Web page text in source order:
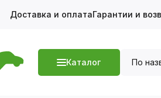
Доставка и оплатаГарантии и
Каталог По